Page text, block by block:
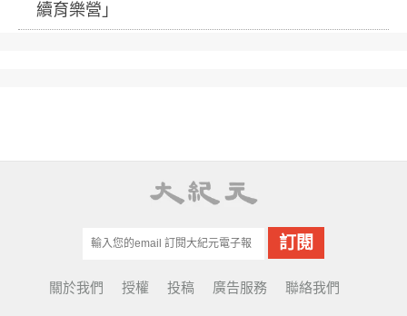
續育樂營」
關於我們 授權 投稿 廣告服務 聯絡我們